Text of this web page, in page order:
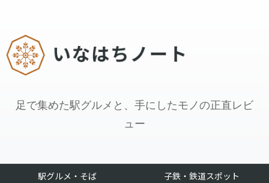
足で集めた駅グルメと、手にしたモノの正直レビ
ュー
駅グルメ・そば
子鉄・鉄道スポット